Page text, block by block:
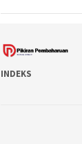
INDEKS